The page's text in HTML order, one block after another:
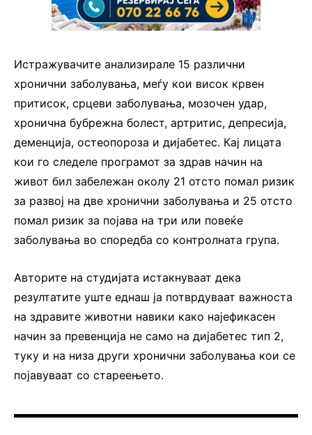
Истражувачите анализирале 15 различни
хронични заболувања, меѓу кои висок крвен
притисок, срцеви заболувања, мозочен удар,
хронична бубрежна болест, артритис, депресија,
деменција, остеопороза и дијабетес. Кај лицата
кои го следеле програмот за здрав начин на
живот бил забележан околу 21 отсто помал ризик
за развој на две хронични заболувања и 25 отсто
помал ризик за појава на три или повеќе
заболувања во споредба со контролната група.
Авторите на студијата истакнуваат дека
резултатите уште еднаш ја потврдуваат важноста
на здравите животни навики како најефикасен
начин за превенција не само на дијабетес тип 2,
туку и на низа други хронични заболувања кои се
појавуваат со стареењето.